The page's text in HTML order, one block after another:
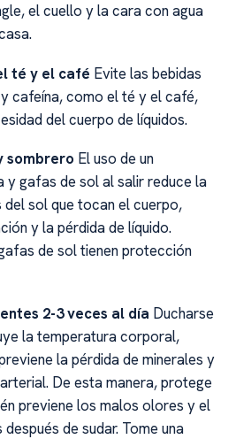
el cuello y la cara con agua
té y el café Evite las bebidas
cafeína, como el té y el café,
del cuerpo de líquidos.
sombrero El uso de un
y gafas de sol al salir reduce la
sol que tocan el cuerpo,
y la pérdida de líquido.
de sol tienen protección
2-3 veces al día Ducharse
la temperatura corporal,
la pérdida de minerales y
De esta manera, protege
previene los malos olores y el
de sudar. Tome una